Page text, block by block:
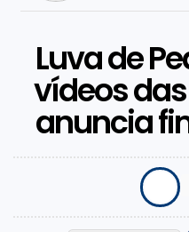
Luva de
vídeos
anuncia